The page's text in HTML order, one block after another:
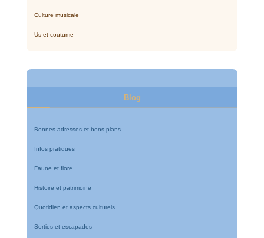
Culture musicale
Us et coutume
Blog
Bonnes adresses et bons plans
Infos pratiques
Faune et flore
Histoire et patrimoine
Quotidien et aspects culturels
Sorties et escapades